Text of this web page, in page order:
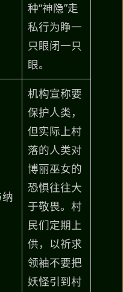
种“神隐”走
私行为睁一
只眼闭一只
眼。
机构宣称要
保护人类，
但实际上村
落的人类对
博丽巫女的
恐惧往往大
于敬畏。村
民们定期上
供，以祈求
领袖不要把
妖怪引到村